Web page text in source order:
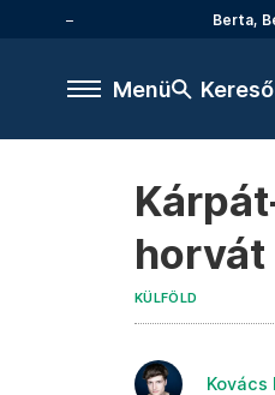
Berta,
Menü Kereső
KÜLFÖLD
Kovács